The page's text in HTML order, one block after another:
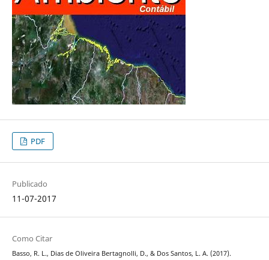
PDF
Publicado
11-07-2017
Como Citar
Basso, R. L., Dias de Oliveira Bertagnolli, D., & Dos Santos, L. A. (2017).